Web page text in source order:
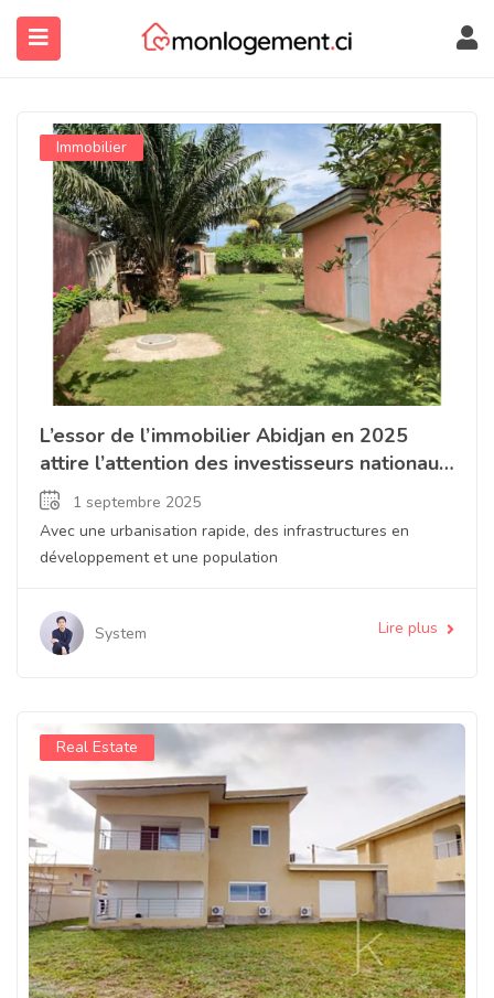
(À Propos)
Immobilier
L’essor de l’immobilier Abidjan en 2025
attire l’attention des investisseurs nationaux
et internationaux.
1 septembre 2025
Avec une urbanisation rapide, des infrastructures en
développement et une population
System Lire plus
Real Estate